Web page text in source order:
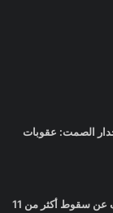
الصمت: عقوبات
مجزرة في الجنوب: مصادر تكشف عن سقوط أكثر من 11